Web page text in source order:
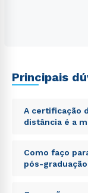
Principais
A certificação
distância é a
Sed ut
voluptatem
totam rem
Como faço
pós-
Sed ut